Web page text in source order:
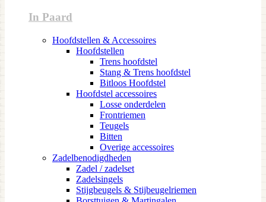
In Paard
Hoofdstellen & Accessoires
Hoofdstellen
Trens hoofdstel
Stang & Trens hoofdstel
Bitloos Hoofdstel
Hoofdstel accessoires
Losse onderdelen
Frontriemen
Teugels
Bitten
Overige accessoires
Zadelbenodigdheden
Zadel / zadelset
Zadelsingels
Stijgbeugels & Stijbeugelriemen